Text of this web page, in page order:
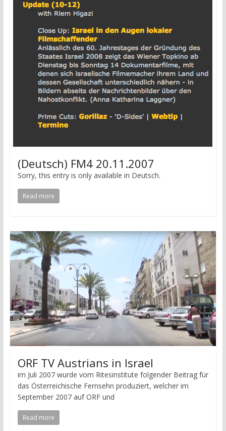
(Deutsch) FM4 20.11.2007
Sorry, this entry is only available in Deutsch.
Read more
ORF TV Austrians in Israel
im Juli 2007 wurde vom Ritesinstitute folgender Beitrag für
das Österreichische Fernsehn produziert, welcher im
September 2007 auf ORF und
Read more